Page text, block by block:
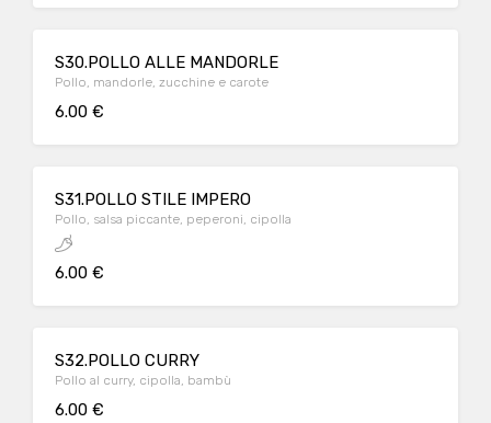
S30.POLLO ALLE MANDORLE
Pollo, mandorle, zucchine e carote
6.00 €
S31.POLLO STILE IMPERO
Pollo, salsa piccante, peperoni, cipolla
6.00 €
S32.POLLO CURRY
Pollo al curry, cipolla, bambù
6.00 €